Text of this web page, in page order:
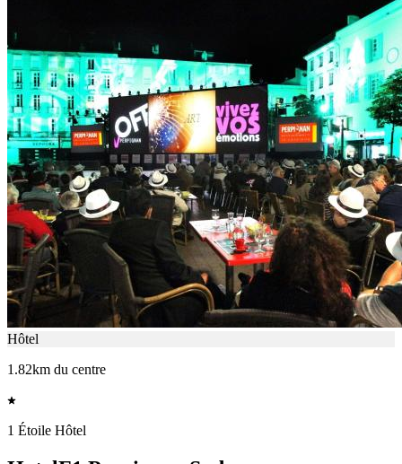
Hôtel
1.82km du centre
1 Étoile Hôtel